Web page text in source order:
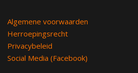
Algemene voorwaarden
Herroepingsrecht
Privacybeleid
Social Media (Facebook)